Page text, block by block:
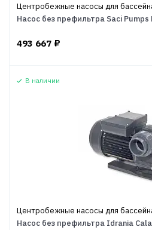
Центробежные насосы для
Насос без префильтра Saci
493 667 ₽
В наличии
Центробежные насосы для
Насос без префильтра Idrania